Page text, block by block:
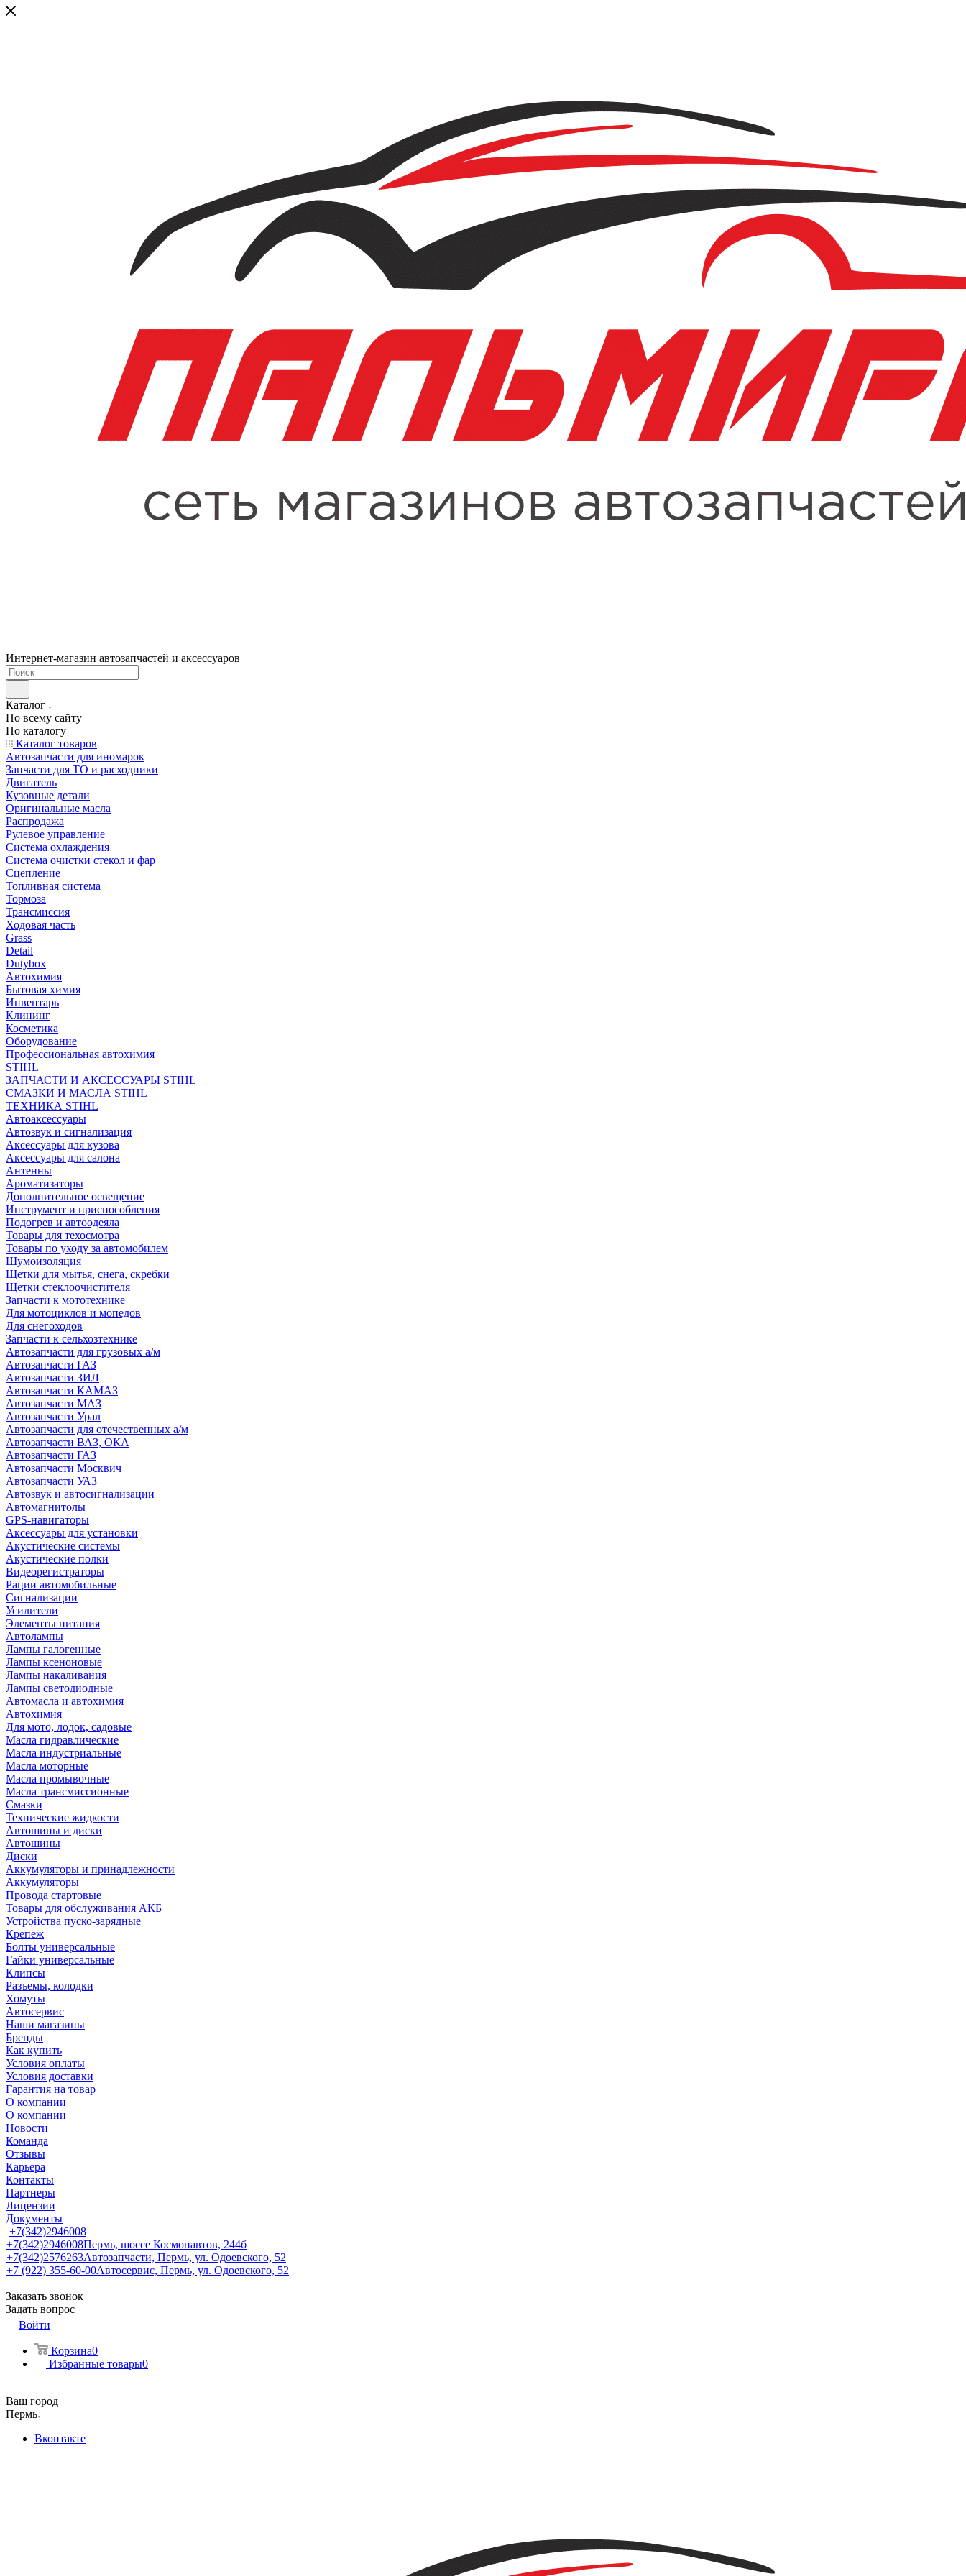
Интернет-магазин автозапчастей и аксессуаров
Каталог
По всему сайту
По каталогу
Каталог товаров
Автозапчасти для иномарок
Запчасти для ТО и расходники
Двигатель
Кузовные детали
Оригинальные масла
Распродажа
Рулевое управление
Система охлаждения
Система очистки стекол и фар
Сцепление
Топливная система
Тормоза
Трансмиссия
Ходовая часть
Grass
Detail
Dutybox
Автохимия
Бытовая химия
Инвентарь
Клининг
Косметика
Оборудование
Профессиональная автохимия
STIHL
ЗАПЧАСТИ И АКСЕССУАРЫ STIHL
СМАЗКИ И МАСЛА STIHL
ТЕХНИКА STIHL
Автоаксессуары
Автозвук и сигнализация
Аксессуары для кузова
Аксессуары для салона
Антенны
Ароматизаторы
Дополнительное освещение
Инструмент и приспособления
Подогрев и автоодеяла
Товары для техосмотра
Товары по уходу за автомобилем
Шумоизоляция
Щетки для мытья, снега, скребки
Щетки стеклоочистителя
Запчасти к мототехнике
Для мотоциклов и мопедов
Для снегоходов
Запчасти к сельхозтехнике
Автозапчасти для грузовых а/м
Автозапчасти ГАЗ
Автозапчасти ЗИЛ
Автозапчасти КАМАЗ
Автозапчасти МАЗ
Автозапчасти Урал
Автозапчасти для отечественных а/м
Автозапчасти ВАЗ, ОКА
Автозапчасти ГАЗ
Автозапчасти Москвич
Автозапчасти УАЗ
Автозвук и автосигнализации
Автомагнитолы
GPS-навигаторы
Аксессуары для установки
Акустические системы
Акустические полки
Видеорегистраторы
Рации автомобильные
Сигнализации
Усилители
Элементы питания
Автолампы
Лампы галогенные
Лампы ксеноновые
Лампы накаливания
Лампы светодиодные
Автомасла и автохимия
Автохимия
Для мото, лодок, садовые
Масла гидравлические
Масла индустриальные
Масла моторные
Масла промывочные
Масла трансмиссионные
Смазки
Технические жидкости
Автошины и диски
Автошины
Диски
Аккумуляторы и принадлежности
Аккумуляторы
Провода стартовые
Товары для обслуживания АКБ
Устройства пуско-зарядные
Крепеж
Болты универсальные
Гайки универсальные
Клипсы
Разъемы, колодки
Хомуты
Автосервис
Наши магазины
Бренды
Как купить
Условия оплаты
Условия доставки
Гарантия на товар
О компании
О компании
Новости
Команда
Отзывы
Карьера
Контакты
Партнеры
Лицензии
Документы
+7(342)2946008
+7(342)2946008Пермь, шоссе Космонавтов, 244б
+7(342)2576263Автозапчасти, Пермь, ул. Одоевского, 52
+7 (922) 355-60-00Автосервис, Пермь, ул. Одоевского, 52
Заказать звонок
Задать вопрос
Войти
Корзина0
Избранные товары0
Ваш город
Пермь
Вконтакте